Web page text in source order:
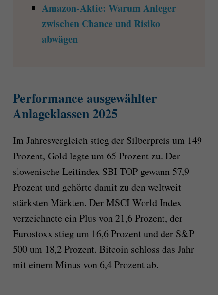
Amazon-Aktie: Warum Anleger
zwischen Chance und Risiko
abwägen
Performance ausgewählter
Anlageklassen 2025
Im Jahresvergleich stieg der Silberpreis um 149
Prozent, Gold legte um 65 Prozent zu. Der
slowenische Leitindex SBI TOP gewann 57,9
Prozent und gehörte damit zu den weltweit
stärksten Märkten. Der MSCI World Index
verzeichnete ein Plus von 21,6 Prozent, der
Eurostoxx stieg um 16,6 Prozent und der S&P
500 um 18,2 Prozent. Bitcoin schloss das Jahr
mit einem Minus von 6,4 Prozent ab.